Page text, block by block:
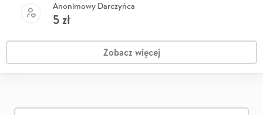
Anonimowy Darczyńca
5zł
Zobacz więcej